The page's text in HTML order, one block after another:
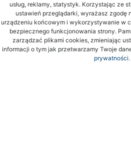
usług, reklamy, statystyk. Korzystając ze
ustawień przeglądarki, wyrażasz zgodę
urządzeniu końcowym i wykorzystywanie w
bezpiecznego funkcjonowania strony.
zarządzać plikami cookies, zmieniając
informacji o tym jak przetwarzamy Twoje
prywatności.